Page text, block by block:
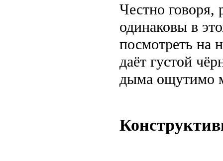
Честно говоря,
одинаковы в
посмотреть на
даёт густой
дыма ощутимо